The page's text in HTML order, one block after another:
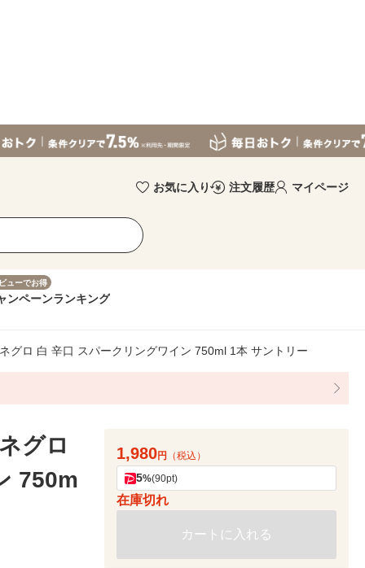
お気に入り 注文履歴 マイページ
ューでお得
ンペーンランキング
グロ 白 辛口 スパークリングワイン 750ml 1本 サントリー
グロ
750m
1,980円 （税込）
5%(90pt)
在庫切れ
カートに入れる